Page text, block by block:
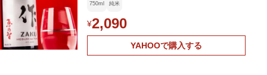
750ml 純米
¥2,090
YAHOOで購入する